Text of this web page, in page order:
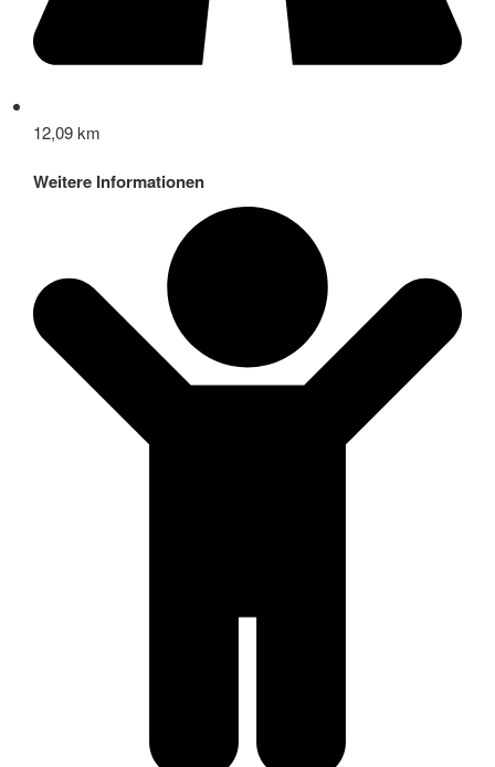
12,09 km
Weitere Informationen